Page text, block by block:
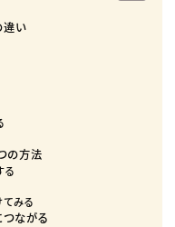
違い
の方法
る
みる
ながる